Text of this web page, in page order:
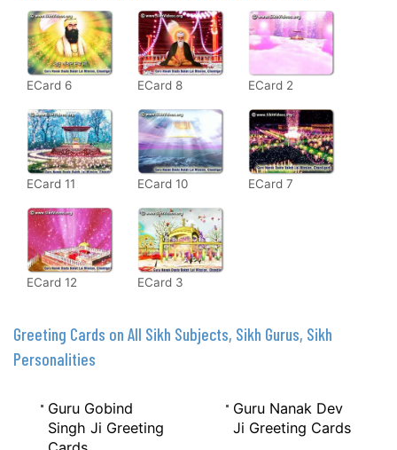
ECard 6 ECard 8 ECard 2
ECard 11 ECard 10 ECard 7
ECard 12 ECard 3
Greeting Cards on All Sikh Subjects, Sikh Gurus, Sikh
Personalities
Guru Gobind
Singh Ji Greeting
Guru Nanak Dev
Ji Greeting Cards